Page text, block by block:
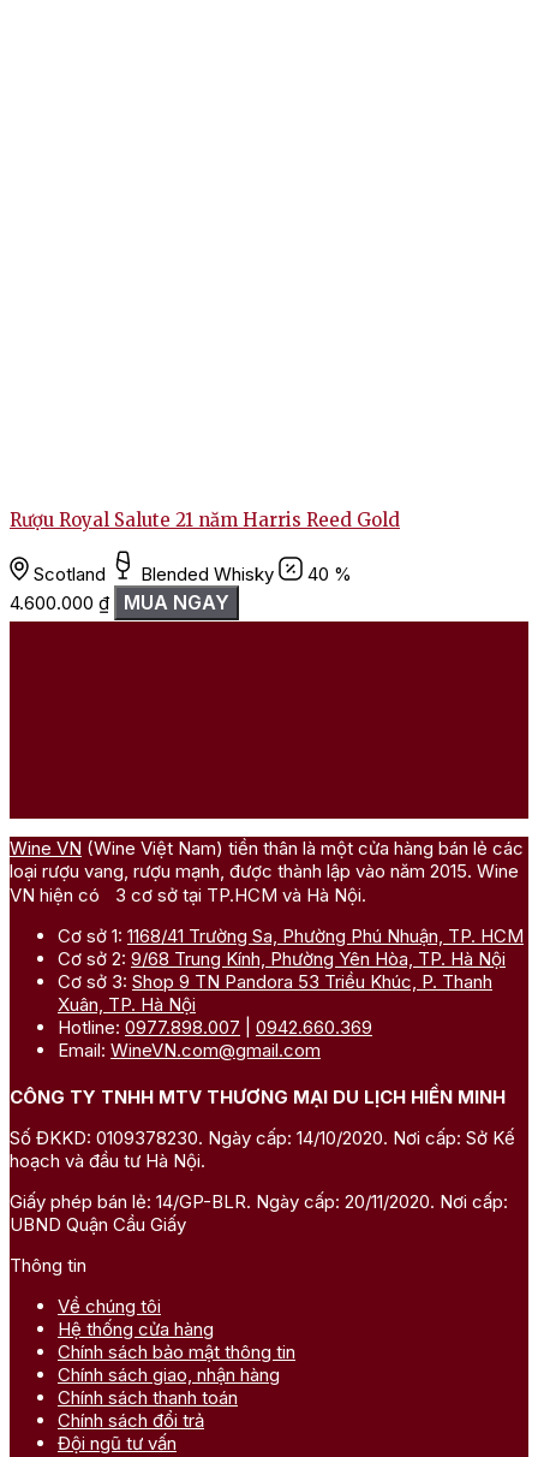
Rượu Royal Salute 21 năm Harris Reed Gold
Scotland Blended Whisky
40 %
4.600.000 ₫ MUA NGAY
Wine VN (Wine Việt Nam) tiền thân là một cửa hàng bán lẻ các
loại rượu vang, rượu mạnh, được thành lập vào năm 2015. Wine
VN hiện có 3 cơ sở tại TP.HCM và Hà Nội.
Cơ sở 1: 1168/41 Trường Sa, Phường Phú Nhuận, TP. HCM
Cơ sở 2: 9/68 Trung Kính, Phường Yên Hòa, TP. Hà Nội
Cơ sở 3: Shop 9 TN Pandora 53 Triều Khúc, P. Thanh
Xuân, TP. Hà Nội
Hotline: 0977.898.007
0942.660.369
Email: WineVN.com@gmail.com
CÔNG TY TNHH MTV THƯƠNG MẠI DU LỊCH HIỀN MINH
Số ĐKKD: 0109378230. Ngày cấp: 14/10/2020. Nơi cấp: Sở Kế
hoạch và đầu tư Hà Nội.
Giấy phép bán lẻ: 14/GP-BLR. Ngày cấp: 20/11/2020. Nơi cấp:
UBND Quận Cầu Giấy
Thông tin
Về chúng tôi
Hệ thống cửa hàng
Chính sách bảo mật thông tin
Chính sách giao, nhận hàng
Chính sách thanh toán
Chính sách đổi trả
Đội ngũ tư vấn